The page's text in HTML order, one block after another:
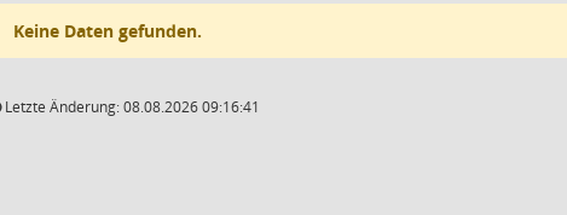
Keine Daten gefunden.
Letzte Änderung: 08.08.2026 09:16:41